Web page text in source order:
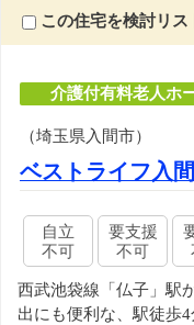
この住宅を検討リス
介護付有料老人ホ
（埼玉県入間市）
ベストライフ入間
自立
不可
要支援
不可
西武池袋線「仏子」駅
出にも便利な、駅徒歩